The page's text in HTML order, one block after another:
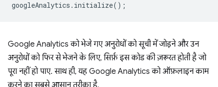
googleAnalytics . initialize();
Google Analytics को भेजे गए अनुरोधों को सूची में जोड़ने और उन
अनुरोधों को फिर से भेजने के लिए, सिर्फ़ इस कोड की ज़रूरत होती है जो
पूरा नहीं हो पाए. साथ ही, यह Google Analytics को ऑफ़लाइन काम
करने का सबसे आसान तरीका है.